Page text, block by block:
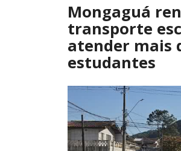
Mongaguá
transporte
atender mais
estudantes